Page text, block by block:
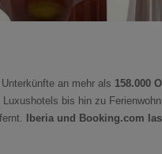
an mehr als 158.000
Luxushotels bis hin zu
Iberia und Booking.com